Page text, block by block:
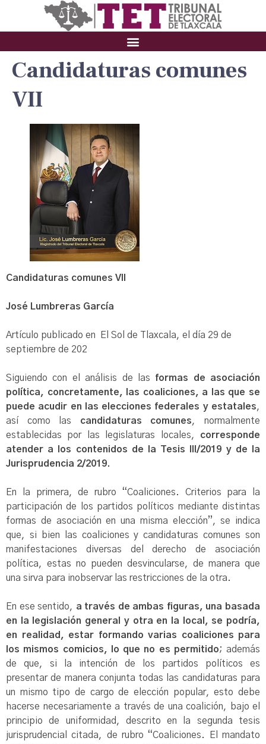
Candidaturas comunes
VII
Candidaturas comunes VII
José Lumbreras García
Artículo publicado en El Sol de Tlaxcala, el día 29 de
septiembre de 202
Siguiendo con el análisis de las formas de asociación
política, concretamente, las coaliciones, a las que se
puede acudir en las elecciones federales y estatales,
así como las candidaturas comunes, normalmente
establecidas por las legislaturas locales, corresponde
atender a los contenidos de la Tesis III/2019 y de la
Jurisprudencia 2/2019.
En la primera, de rubro “Coaliciones. Criterios para la
participación de los partidos políticos mediante distintas
formas de asociación en una misma elección”, se indica
que, si bien las coaliciones y candidaturas comunes son
manifestaciones diversas del derecho de asociación
política, estas no pueden desvincularse, de manera que
una sirva para inobservar las restricciones de la otra.
En ese sentido, a través de ambas figuras, una basada
en la legislación general y otra en la local, se podría,
en realidad, estar formando varias coaliciones para
los mismos comicios, lo que no es permitido; además
de que, si la intención de los partidos políticos es
presentar de manera conjunta todas las candidaturas para
un mismo tipo de cargo de elección popular, esto debe
hacerse necesariamente a través de una coalición, bajo el
principio de uniformidad, descrito en la segunda tesis
jurisprudencial citada, de rubro “Coaliciones. El mandato